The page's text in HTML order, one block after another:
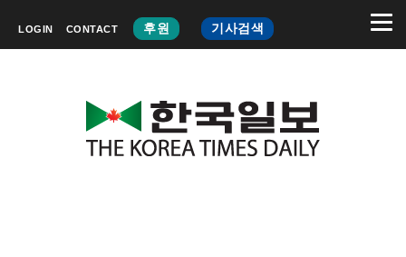
LOGIN CONTACT 후원 기사검색